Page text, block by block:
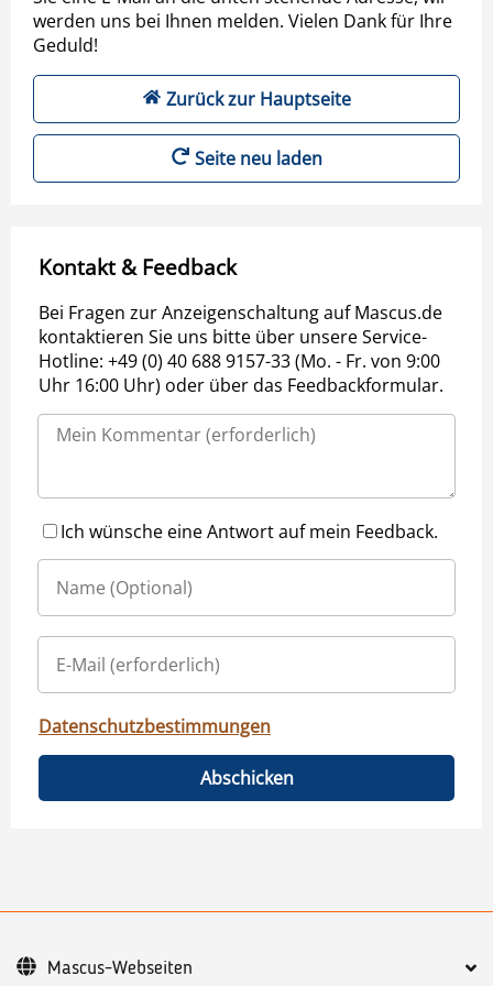
werden uns bei Ihnen melden. Vielen Dank für Ihre
Geduld!
Zurück zur Hauptseite
Seite neu laden
Kontakt & Feedback
Bei Fragen zur Anzeigenschaltung auf Mascus.de
kontaktieren Sie uns bitte über unsere Service-
Hotline: +49 (0) 40 688 9157-33 (Mo. - Fr. von 9:00
Uhr 16:00 Uhr) oder über das Feedbackformular.
Ich wünsche eine Antwort auf mein Feedback.
Datenschutzbestimmungen
Abschicken
Mascus-Webseiten